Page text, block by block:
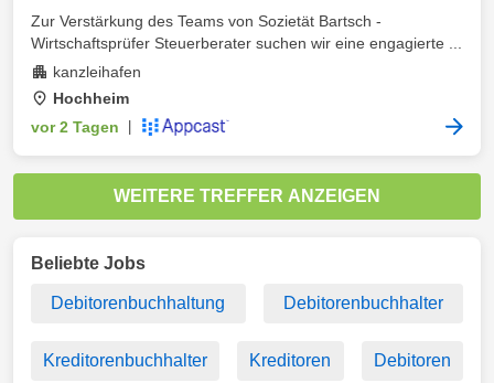
Zur Verstärkung des Teams von Sozietät Bartsch -
Wirtschaftsprüfer Steuerberater suchen wir eine engagierte ...
kanzleihafen
Hochheim
vor 2 Tagen
WEITERE TREFFER ANZEIGEN
Beliebte Jobs
Debitorenbuchhaltung Debitorenbuchhalter
Kreditorenbuchhalter Kreditoren Debitoren